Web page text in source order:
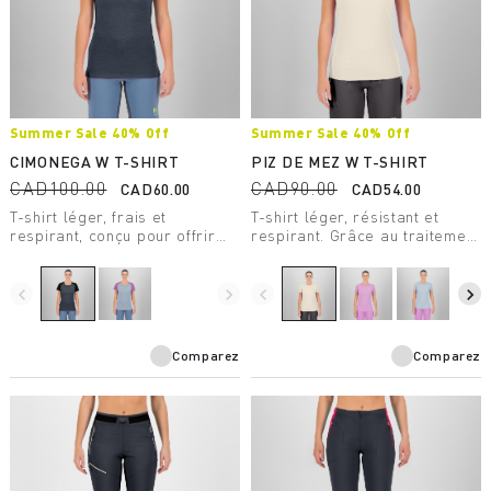
Summer Sale 40% Off
CIMONEGA W T-SHIRT
CAD100.00
CAD60.00
T-shirt léger, frais et
respirant, conçu pour offrir
à l'alpiniste, même lors des
journées les plus chaudes.
navigate_before navigate_next
Comparez
Summer Sale 40% Off
PIZ DE MEZ W T-SHIRT
CAD90.00
CAD54.00
T-shirt léger, résistant et
respirant. Grâce au traitement
les activités les plus intenses.
navigate_before navigate_next
Comparez